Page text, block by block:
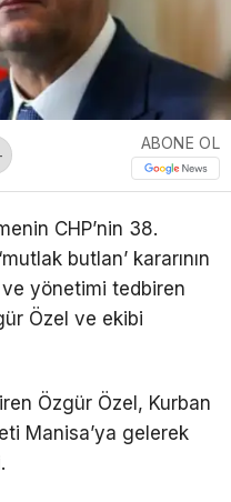
ABONE OL
CHP’nin 38.
butlan’ kararının
ve yönetimi tedbiren
Özel ve ekibi
Özgür Özel, Kurban
Manisa’ya gelerek